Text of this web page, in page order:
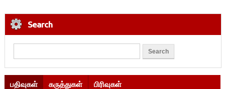
Search
பதிவுகள் கருத்துகள் பிரிவுகள்